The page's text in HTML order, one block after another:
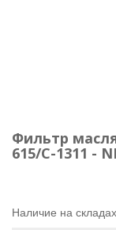
Фильтр
615/C-1311 -
Наличие на складах